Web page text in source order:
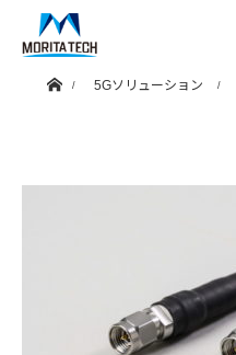
DSC_3433
ホーム5Gソリューション